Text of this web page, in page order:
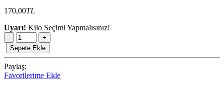
170,00TL
Uyarı! Kilo Seçimi Yapmalısınız!
-
+
Sepete Ekle
Paylaş:
Favorilerime Ekle